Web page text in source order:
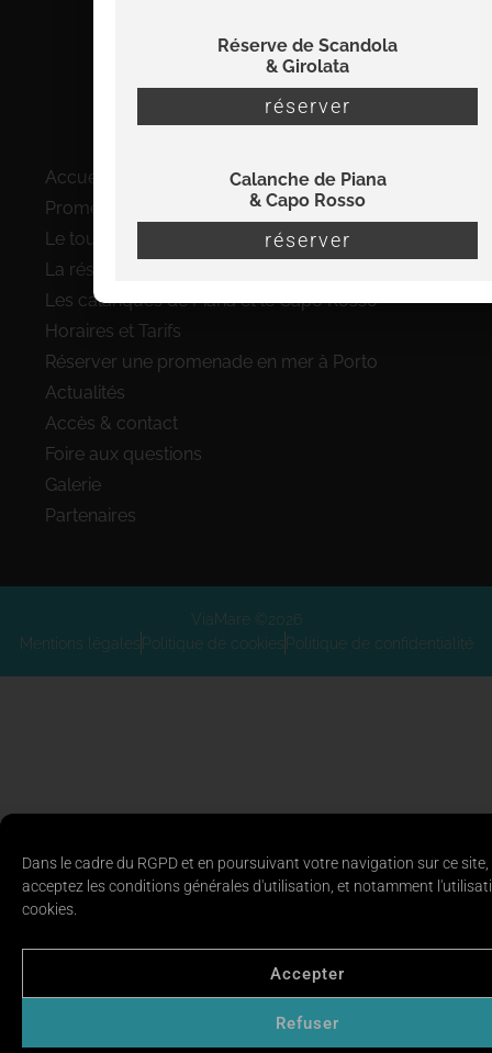
Dans le cadre du RGPD et en poursuivant votre navigation sur ce
acceptez les conditions générales d'utilisation, et notamment
cookies.
Accepter
Refuser
info@viamare-promenades.com
07 56 22 32 38
Accueil
Promenades en bateau à Porto
Le tour complet du Golfe de Porto
La réserve de Scandola en bateau
Les calanques de Piana et le Capo Rosso
Horaires et Tarifs
Réserver une promenade en mer à Porto
Actualités
Accès & contact
Foire aux questions
Galerie
Partenaires
ViaMare ©2026
Mentions légalesPolitique de cookiesPolitique de confidentialité
Réserve de Scandola
& Girolata
réserver
Calanche de Piana
& Capo Rosso
réserver